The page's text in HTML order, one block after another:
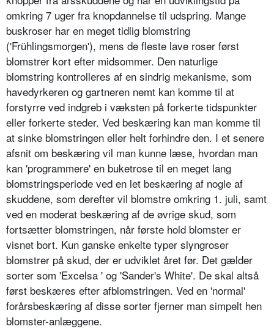
omkring 7 uger fra knopdannelse til udspring. Mange
buskroser har en meget tidlig blomst­ring
('Frühlingsmorgen'), mens de fleste lave roser først
blomstrer kort efter midsommer. Den naturlige
blomstring kontrolleres af en sindrig mekanisme, som
havedyrkeren og gartneren nemt kan komme til at
forstyrre ved indgreb i væksten på forkerte tidspunk­ter
eller forkerte steder. Ved beskæring kan man komme til
at sinke blomstringen eller helt forhindre den. I et senere
afsnit om beskæring vil man kunne læse, hvordan man
kan 'programmere' en buketrose til en meget lang
blomstringsperiode ved en let beskæ­ring af nogle af
skuddene, som derefter vil blomstre omkring 1. juli, samt
ved en moderat beskæring af de øvrige skud, som
fortsætter blomstringen, når første hold blomster er
visnet bort. Kun ganske enkelte typer slyngroser
blomstrer på skud, der er udviklet året før. Det gælder
sorter som 'Excelsa ' og 'Sander's White'. De skal altså
først beskæres efter afblomstringen. Ved en 'normal'
forårsbeskæring af disse sorter fjerner man simpelt hen
blomster-anlæggene.